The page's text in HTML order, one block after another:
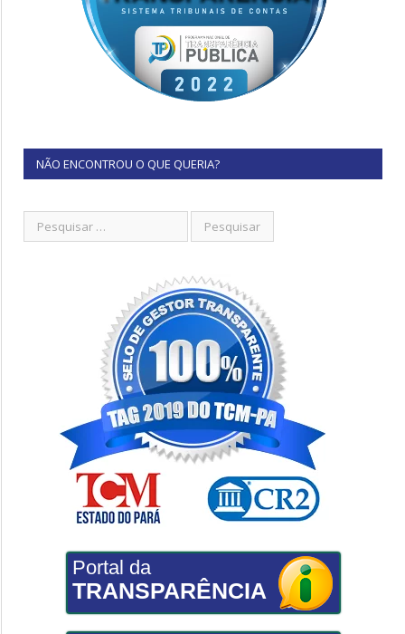
NÃO ENCONTROU O QUE QUERIA?
Portal da
TRANSPARÊNCIA